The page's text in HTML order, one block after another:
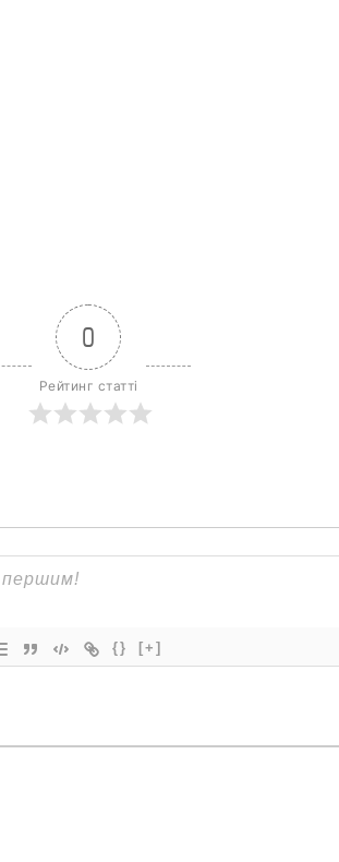
0
Рейтинг статті
{} [+]